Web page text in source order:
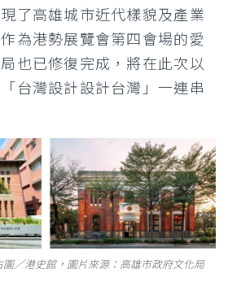
了高雄城市近代樣貌及產業
為港勢展覽會第四會場的愛
也已修復完成，將在此次以
台灣設計設計台灣」一連串
／港史館，圖片來源：高雄市政府文化局